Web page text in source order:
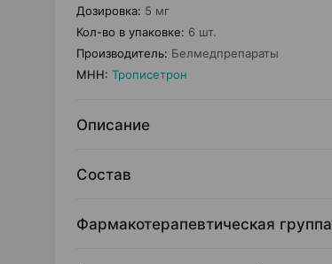
Дозировка: 5 мг
Кол-во в упаковке: 6 шт.
Производитель: Белмедпрепараты
МНН: Трописетрон
Описание
Состав
Фармакотерапевтическая группа